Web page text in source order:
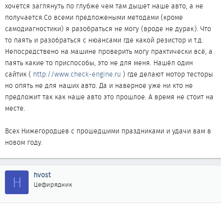
Тебя,брат, с наступающим новым годом.Пусть это год
оранжевой свиньи - но пусть радуются не только свиньи.
[/b]
хочется заглянуть по глубже чем там дышет наше авто, а не
получается.Со всеми предложеными методами (кроме
самодиагностики) я разобраться не могу (вроде не дурак). Что
то паять и разобраться с нюансами где какой резистор и т.д.
Непосредствено на машине проверить могу практически всё, а
паять какие то приспособы, это не для меня. Нашёл один
сайтик ( http://www.check-engine.ru ) где делают мотор тесторы
но опять не для наших авто. Да и наверное уже ни кто не
предложит так как наше авто это прошлое. А время не стоит на
месте.
Всех Нижегородцев с прошедшими праздниками и удачи вам в
новом году.
H hvost
Цефирядник